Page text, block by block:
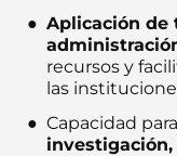
Aplicación de
recursos y
las
Capacidad